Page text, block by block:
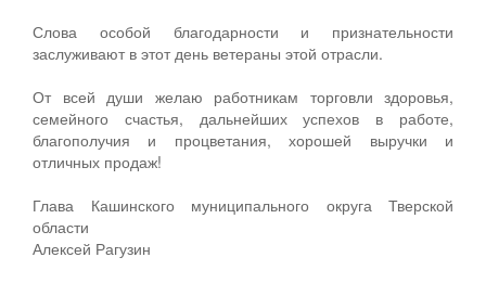
Слова особой благодарности и признательности
заслуживают в этот день ветераны этой отрасли.
От всей души желаю работникам торговли здоровья,
семейного счастья, дальнейших успехов в работе,
благополучия и процветания, хорошей выручки и
отличных продаж!
Глава Кашинского муниципального округа Тверской
области
Алексей Рагузин